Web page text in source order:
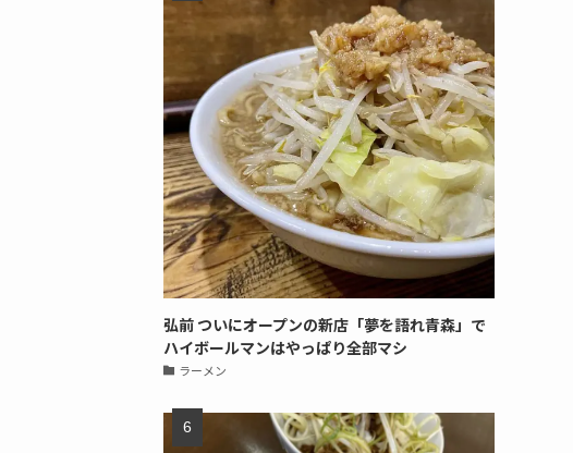
弘前 ついにオープンの新店「夢を語れ青森」で
ハイボールマンはやっぱり全部マシ
ラーメン